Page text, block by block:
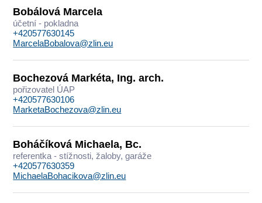
Bobálová Marcela
účetní - pokladna
+420577630145
MarcelaBobalova@zlin.eu
Bochezová Markéta, Ing. arch.
pořizovatel ÚAP
+420577630106
MarketaBochezova@zlin.eu
Boháčíková Michaela, Bc.
referentka - stížnosti, žaloby, garáže
+420577630359
MichaelaBohacikova@zlin.eu